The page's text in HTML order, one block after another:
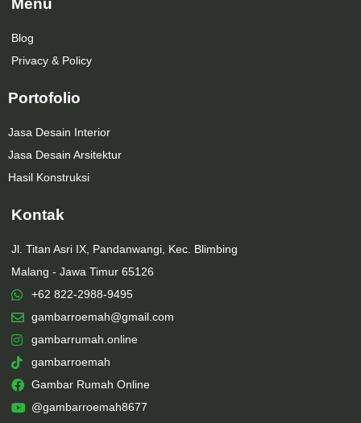
Menu
Blog
Privacy & Policy
Portofolio
Jasa Desain Interior
Jasa Desain Arsitektur
Hasil Konstruksi
Kontak
Jl. Titan Asri IX, Pandanwangi, Kec. Blimbing
Malang - Jawa Timur 65126
+62 822-2988-9495
gambarroemah@gmail.com
gambarrumah.online
gambarroemah
Gambar Rumah Online
@gambarroemah8677